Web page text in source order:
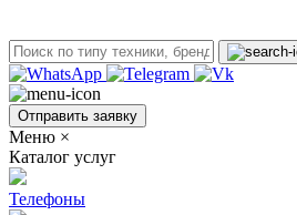
Отправить заявку
Меню ×
Каталог услуг
Телефоны